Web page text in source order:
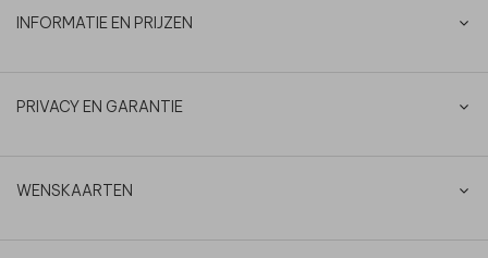
INFORMATIE EN PRIJZEN
PRIVACY EN GARANTIE
WENSKAARTEN